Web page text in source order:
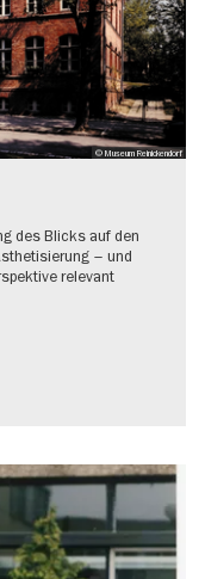
© Museum Reinickendorf
des Blicks auf den
– und
relevant